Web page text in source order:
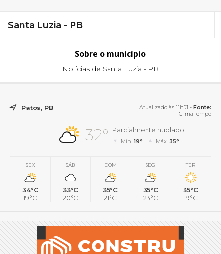
Santa Luzia - PB
Sobre o município
Notícias de Santa Luzia - PB
Patos, PB Atualizado às 11h01 - Fonte:
ClimaTempo
32° Parcialmente nublado
Mín.19° Máx. 35°
SEX
34°C
19°C
SÁB
33°C
20°C
DOM
35°C
21°C
SEG
35°C
23°C
TER
35°C
19°C